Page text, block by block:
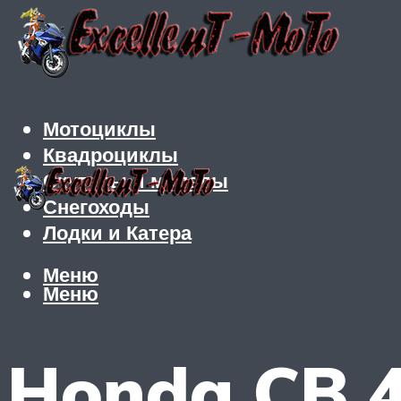
Мотоциклы
Квадроциклы
Скутеры и мопеды
Снегоходы
Лодки и Катера
Меню
Меню